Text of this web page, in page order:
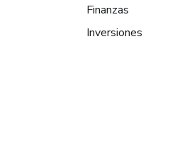
Finanzas
Inversiones